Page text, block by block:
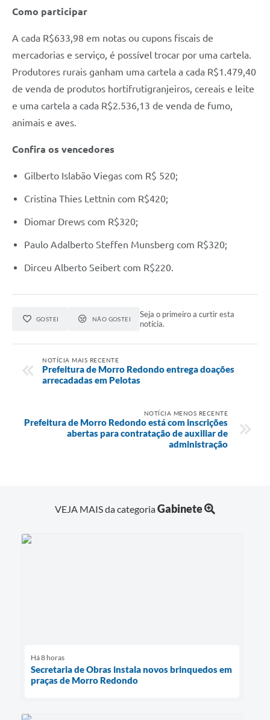
Como participar
A cada R$633,98 em notas ou cupons fiscais de
mercadorias e serviço, é possível trocar por uma cartela.
Produtores rurais ganham uma cartela a cada R$1.479,40
de venda de produtos hortifrutigranjeiros, cereais e leite
e uma cartela a cada R$2.536,13 de venda de fumo,
animais e aves.
Confira os vencedores
Gilberto Islabão Viegas com R$ 520;
Cristina Thies Lettnin com R$420;
Diomar Drews com R$320;
Paulo Adalberto Steffen Munsberg com R$320;
Dirceu Alberto Seibert com R$220.
GOSTEI NÃO GOSTEI
Seja o primeiro a curtir esta
notícia.
NOTÍCIA MAIS RECENTE
Prefeitura de Morro Redondo entrega doações
arrecadadas em Pelotas
NOTÍCIA MENOS RECENTE
Prefeitura de Morro Redondo está com inscrições
abertas para contratação de auxiliar de
administração
VEJA MAIS da categoriaGabinete
Há 8 horas
Secretaria de Obras instala novos brinquedos em
praças de Morro Redondo